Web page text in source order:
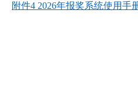
附件4 2026年报奖系统使用手